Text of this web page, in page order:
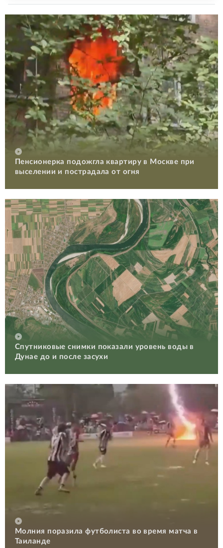
Пенсионерка подожгла квартиру в Москве при
выселении и пострадала от огня
Спутниковые снимки показали уровень воды в
Дунае до и после засухи
Молния поразила футболиста во время матча в
Таиланде